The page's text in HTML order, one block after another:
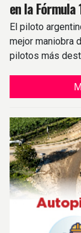
en la Fórmula
El piloto
mejor maniobra
pilotos más